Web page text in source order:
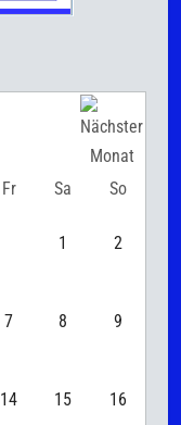
Fr Sa So
1 2
7 8 9
14 15 16